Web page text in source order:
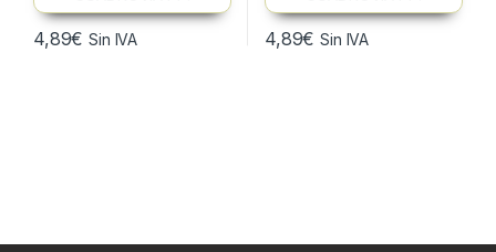
4,89€ Sin IVA 4,89€ Sin IVA